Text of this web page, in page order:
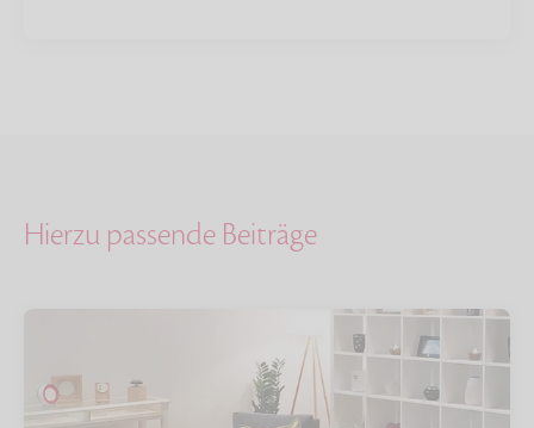
Hierzu passende Beiträge